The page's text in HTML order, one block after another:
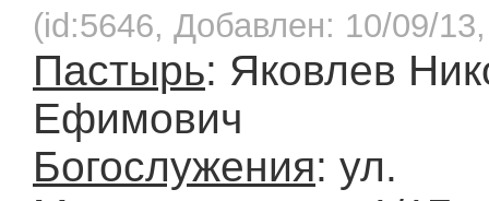
(id:5646, Добавлен: 10/09/
Пастырь: Яковлев
Ефимович
Богослужения: ул.